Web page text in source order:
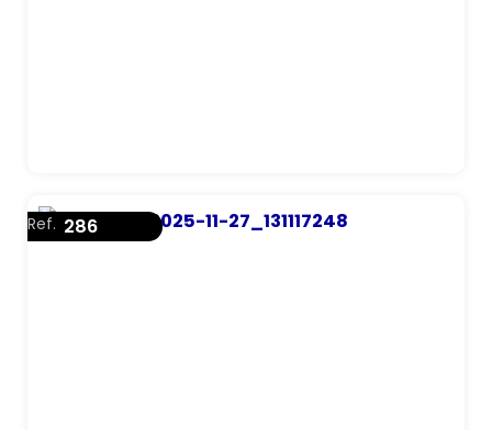
Ref. 286